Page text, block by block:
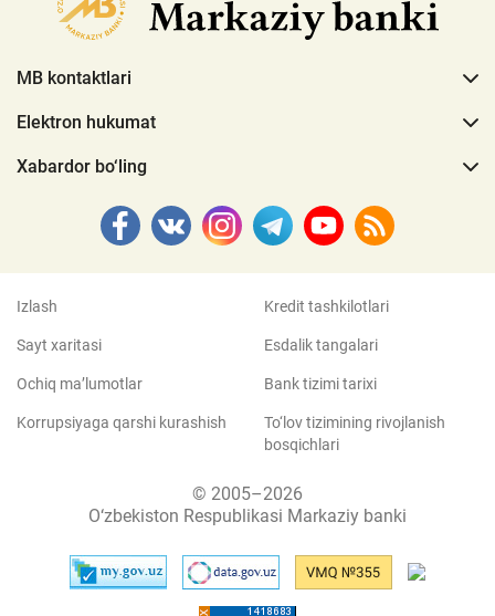
MB kontaktlari
Elektron hukumat
Xabardor bo‘ling
Izlash
Sayt xaritasi
Ochiq ma’lumotlar
Korrupsiyaga qarshi kurashish
Kredit tashkilotlari
Esdalik tangalari
Bank tizimi tarixi
To‘lov tizimining rivojlanish
bosqichlari
© 2005–2026
O‘zbekiston Respublikasi Markaziy banki